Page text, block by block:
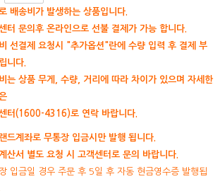
배송비가 발생하는 상품입니다.
터 문의후 온라인으로 선불 결제가 가능 합니다.
선결제 요청시 "추가옵션"란에 수량 입력 후 결제 부
니다.
는 상품 무게, 수량, 거리에 따라 차이가 있으며 자세한
터(1600-4316)로 연락 바랍니다.
드계좌로 무통장 입금시만 발행 됩니다.
산서 별도 요청 시 고객센터로 문의 바랍니다.
입금일 경우 주문 후 5일 후 자동 현금영수증 발행됩